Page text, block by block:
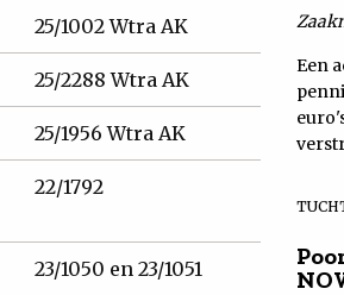
25/1002 Wtra AK
25/2288 Wtra AK
25/1956 Wtra AK
22/1792
23/1050 en 23/1051
Een